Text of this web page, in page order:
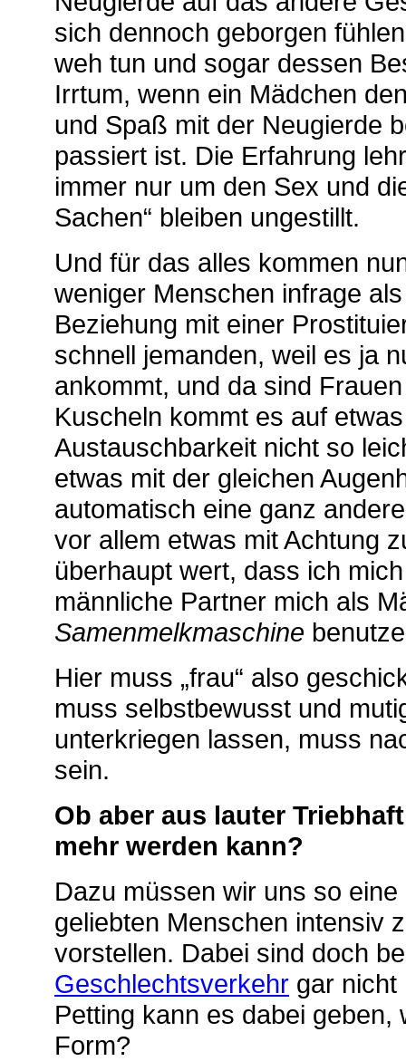
sich dennoch geborgen
weh tun und sogar dessen
Irrtum, wenn ein Mädchen
und Spaß mit der Neugierde
passiert ist. Die Erfahrung
immer nur um den Sex und
Sachen“ bleiben ungestillt.
Und für das alles kommen
weniger Menschen infrage
Beziehung mit einer
schnell jemanden, weil es ja
ankommt, und da sind
Kuscheln kommt es auf
Austauschbarkeit nicht so
etwas mit der gleichen
automatisch eine ganz
vor allem etwas mit Achtung
überhaupt wert, dass ich
männliche Partner mich als
Samenmelkmaschine
Hier muss „frau“ also
muss selbstbewusst und
unterkriegen lassen, muss
sein.
Ob aber aus lauter
mehr werden kann?
Dazu müssen wir uns so
geliebten Menschen intensiv
vorstellen. Dabei sind doch
Geschlechtsverkehr gar nicht
Petting kann es dabei
Form?